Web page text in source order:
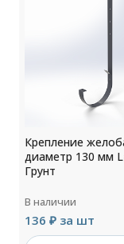
Крепление
диаметр 130 мм
Грунт
В наличии
136 ₽ за шт